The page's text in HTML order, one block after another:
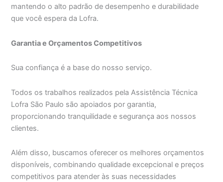
mantendo o alto padrão de desempenho e durabilidade
que você espera da Lofra.
Garantia e Orçamentos Competitivos
Sua confiança é a base do nosso serviço.
Todos os trabalhos realizados pela Assistência Técnica
Lofra São Paulo são apoiados por garantia,
proporcionando tranquilidade e segurança aos nossos
clientes.
Além disso, buscamos oferecer os melhores orçamentos
disponíveis, combinando qualidade excepcional e preços
competitivos para atender às suas necessidades